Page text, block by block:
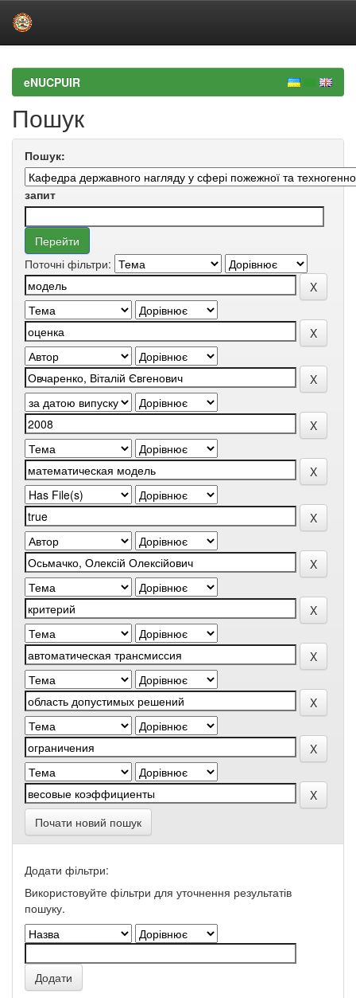
navigationeNUCPUIR
Пошук
Пошук:
запит
Поточні фільтри:
Почати новий пошук
Додати фільтри:
Використовуйте фільтри для уточнення результатів
пошуку.